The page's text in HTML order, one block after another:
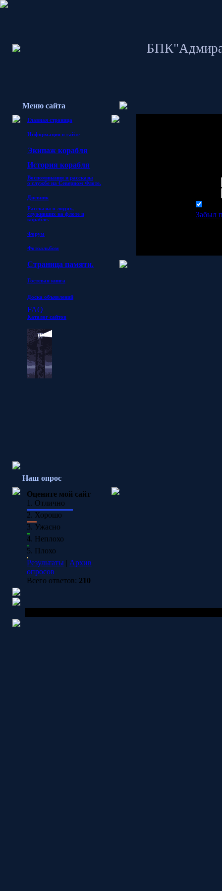
Меню сайта
Главная страница
Информация о сайте
Экипаж корабля
История корабля
Воспоминания и рассказы
о службе на Северном Флоте.
Дневник
Рассказы о людях,
служивших на флоте и
корабле.
Форум
Фотоальбом
Страница памяти.
Гостевая книга
Доска объявлений
FAQ
Каталог сайтов
Наш опрос
Оцените мой сайт
1. Отлично
2. Хорошо
3. Ужасно
4. Неплохо
5. Плохо
Результаты | Архив
опросов
Всего ответов: 210
Забыл